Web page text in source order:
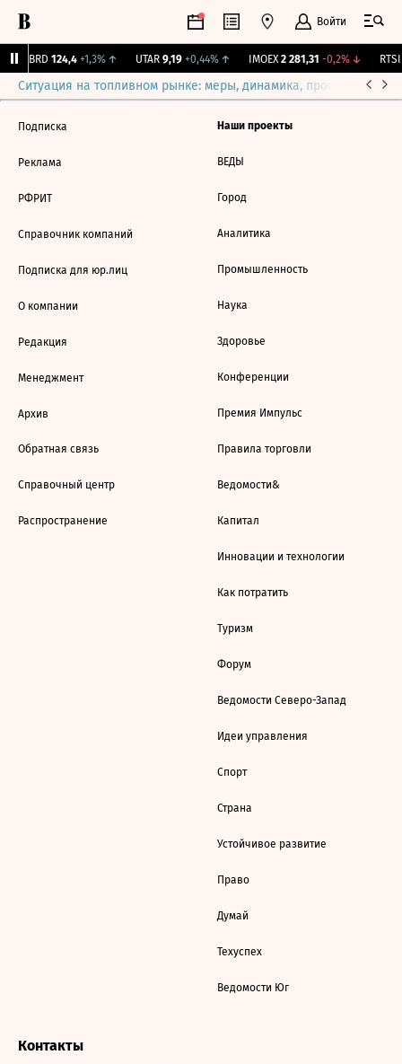
Войти
ABRD 124,4 +1,3%↑ UTAR 9,19 +0,44%↑ IMOEX 2 281,31 -0,2%↓ RTSI
Ситуация на топливном рынке: меры, динамика, прогнозы
Подписка
Реклама
РФРИТ
Справочник компаний
Подписка для юр.лиц
О компании
Редакция
Менеджмент
Архив
Обратная связь
Справочный центр
Распространение
Наши проекты
ВЕДЫ
Город
Аналитика
Промышленность
Наука
Здоровье
Конференции
Премия Импульс
Правила торговли
Ведомости&
Капитал
Инновации и технологии
Как потратить
Туризм
Форум
Ведомости Северо-Запад
Идеи управления
Спорт
Страна
Устойчивое развитие
Право
Думай
Техуспех
Ведомости Юг
Контакты